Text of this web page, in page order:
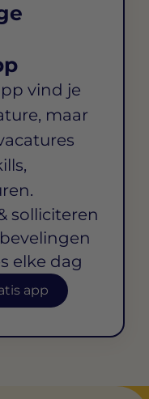
vind je
maar
solliciteren
elke dag
app